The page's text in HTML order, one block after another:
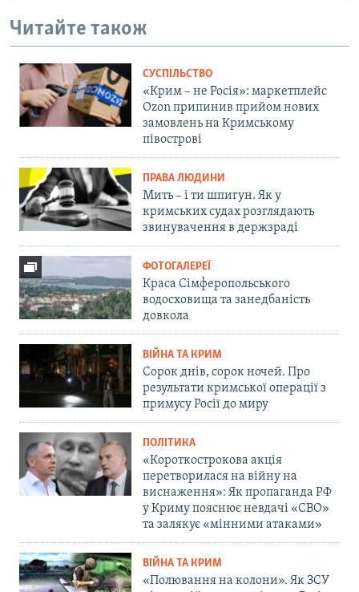
Читайте також
СУСПІЛЬСТВО
«Крим – не Росія»: маркетплейс
Ozon припинив прийом нових
замовлень на Кримському
півострові
ПРАВА ЛЮДИНИ
Мить – і ти шпигун. Як у
кримських судах розглядають
звинувачення в держзраді
ФОТОГАЛЕРЕЇ
Краса Сімферопольського
водосховища та занедбаність
довкола
ВІЙНА ТА КРИМ
Сорок днів, сорок ночей. Про
результати кримської операції з
примусу Росії до миру
ПОЛІТИКА
«Короткострокова акція
перетворилася на війну на
виснаження»: Як пропаганда РФ
у Криму пояснює невдачі «СВО»
та залякує «мінними атаками»
ВІЙНА ТА КРИМ
«Полювання на колони». Як ЗСУ